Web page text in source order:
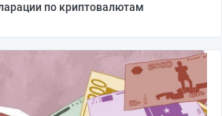
по криптовалютам